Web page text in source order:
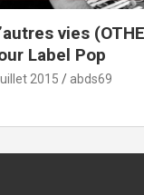
vies
Label Pop
2015 abds69